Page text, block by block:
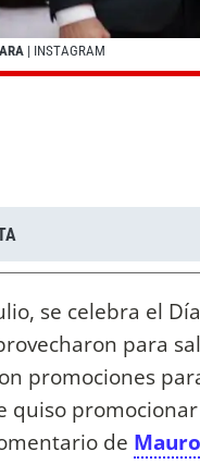
| INSTAGRAM
se celebra el
para
promociones
quiso
de